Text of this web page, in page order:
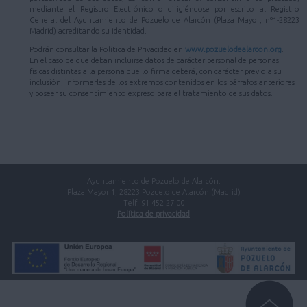
mediante el Registro Electrónico o dirigiéndose por escrito al Registro
General del Ayuntamiento de Pozuelo de Alarcón (Plaza Mayor, nº1-28223
Madrid) acreditando su identidad.
Podrán consultar la Política de Privacidad en www.pozuelodealarcon.org
En el caso de que deban incluirse datos de carácter personal de personas
físicas distintas a la persona que lo firma deberá, con carácter previo a su
inclusión, informarles de los extremos contenidos en los párrafos anteriores
y poseer su consentimiento expreso para el tratamiento de sus datos.
Ayuntamiento de Pozuelo de Alarcón.
Plaza Mayor 1, 28223 Pozuelo de Alarcón (Madrid)
Telf. 91 452 27 00
Política de privacidad